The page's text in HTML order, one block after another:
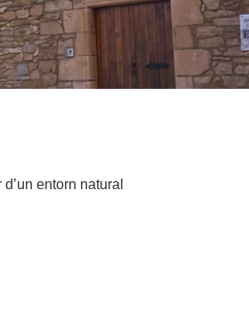
entorn natural